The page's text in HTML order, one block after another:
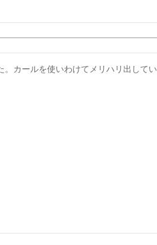
カールを使いわけてメリハリ出してい